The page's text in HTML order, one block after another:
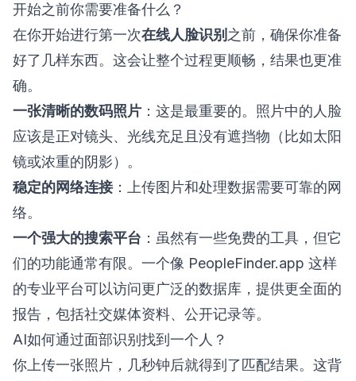
开始之前你需要准备什么？
在你开始进行第一次在线人脸识别 之前，确保你准备
好了几样东西。这会让整个过程更顺畅，结果也更准
确。
一张清晰的数码照片 ：这是最重要的。照片中的人脸
应该是正对镜头、光线充足且没有遮挡物（比如太阳
镜或浓重的阴影）。
稳定的网络连接：上传图片和处理数据需要可靠的网
络。
一个强大的搜索平台 ：虽然有一些免费的工具，但它
们的功能通常有限。一个像 PeopleFinder.app 这样
的专业平台可以访问更广泛的数据库，提供更全面的
报告，包括社交媒体资料、公开记录等。
AI如何通过面部识别找到一个人？
你上传一张照片，几秒钟后就得到了匹配结果。这背